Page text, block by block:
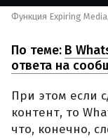
Функция Expiring
По теме: В
ответа на
При этом если
контент, то
что, конечно,